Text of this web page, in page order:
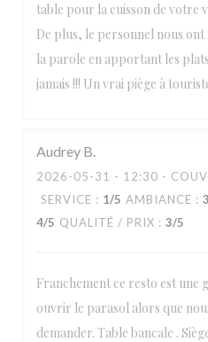
table pour la cuisson de votre
De plus, le personnel nous
la parole en apportant les
jamais !!! Un vrai piège à
Audrey B
2026-05-31 - 12:30 -
SERVICE : 1/5 AMBIANCE : 3
4/5 QUALITÉ / PRIX : 3/5
Franchement ce resto est une
ouvrir le parasol alors que
demander. Table bancale .